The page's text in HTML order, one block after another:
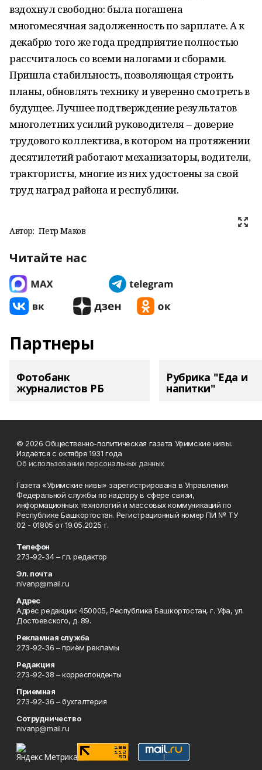
вздохнул свободно: была погашена
многомесячная задолженность по зарплате. А к
декабрю того же года предприятие полностью
рассчиталось со всеми налогами и сборами.
Пришла стабильность, позволяющая строить
планы, обновлять технику и уверенно смотреть в
будущее. Лучшее подтверждение результатов
многолетних усилий руководителя – доверие
трудового коллектива, в котором на протяжении
десятилетий работают механизаторы, водители,
трактористы, многие из них удостоены за свой
труд наград района и республики.
Автор: Петр Маков
Читайте нас
Партнеры
Фотобанк
журналистов РБ
Рубрика "Еда и
напитки"
© 2026 Общественно-политическая газета Уфимские нивы.
Издаётся с октября 1931 года
Об использовании персональных данных
Газета «Уфимские нивы» зарегистрирована в Управлении
Федеральной службы по надзору в сфере связи,
информационных технологий и массовых коммуникаций по
Республике Башкортостан. Регистрационный номер ПИ № ТУ
02 - 01805 от 19.05.2025 г.
Телефон
273-92-34 – гл. редактор
Эл. почта
nivanp@mail.ru
Адрес
Адрес редакции: 450005, Республика Башкортостан, г. Уфа, ул.
Достоевского, д. 89.
Рекламная служба
273-92-36 – приём рекламы
Редакция
273-92-38 – корреспонденты
Приемная
273-92-36 – бухгалтерия
Сотрудничество
nivanp@mail.ru